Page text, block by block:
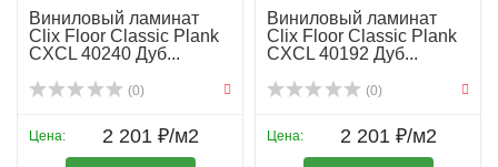
Виниловый ламинат
Clix Floor Classic Plank
CXCL 40240 Дуб...
(0)
Цена: 2 201 ₽/м2
Виниловый ламинат
Clix Floor Classic Plank
CXCL 40192 Дуб...
(0)
Цена: 2 201 ₽/м2